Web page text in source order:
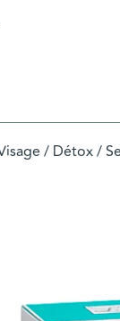
/ Détox/